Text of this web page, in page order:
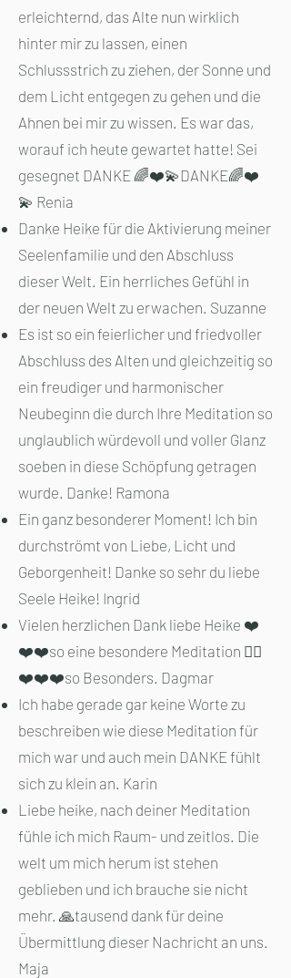
erleichternd, das Alte nun wirklich
hinter mir zu lassen, einen
Schlussstrich zu ziehen, der Sonne und
dem Licht entgegen zu gehen und die
Ahnen bei mir zu wissen. Es war das,
worauf ich heute gewartet hatte! Sei
gesegnet DANKE 🌈❤️💫DANKE🌈❤️
💫 Renia
Danke Heike für die Aktivierung meiner
Seelenfamilie und den Abschluss
dieser Welt. Ein herrliches Gefühl in
der neuen Welt zu erwachen. Suzanne
Es ist so ein feierlicher und friedvoller
Abschluss des Alten und gleichzeitig so
ein freudiger und harmonischer
Neubeginn die durch Ihre Meditation so
unglaublich würdevoll und voller Glanz
soeben in diese Schöpfung getragen
wurde. Danke! Ramona
Ein ganz besonderer Moment! Ich bin
durchströmt von Liebe, Licht und
Geborgenheit! Danke so sehr du liebe
Seele Heike! Ingrid
Vielen herzlichen Dank liebe Heike ❤️
❤️❤️so eine besondere Meditation 🧘‍♀️
❤️❤️❤️so Besonders. Dagmar
Ich habe gerade gar keine Worte zu
beschreiben wie diese Meditation für
mich war und auch mein DANKE fühlt
sich zu klein an. Karin
Liebe heike, nach deiner Meditation
fühle ich mich Raum- und zeitlos. Die
welt um mich herum ist stehen
geblieben und ich brauche sie nicht
mehr. 🙏tausend dank für deine
Übermittlung dieser Nachricht an uns.
Maja